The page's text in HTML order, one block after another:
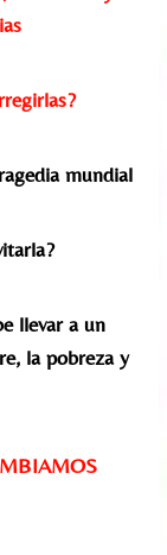
mundial
llevar a un
la pobreza y